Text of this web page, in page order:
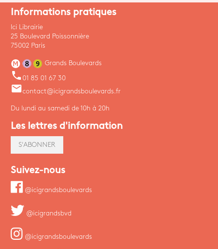
Informations pratiques
Ici Librairie
25 Boulevard Poissonnière
75002 Paris
Grands Boulevards
phone 01 85 01 67 30
emailcontact@icigrandsboulevards.fr
Du lundi au samedi de 10h à 20h
Les lettres d'information
S'ABONNER
Suivez-nous
@icigrandsboulevards
@icigrandsbvd
@icigrandsboulevards